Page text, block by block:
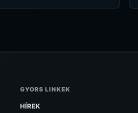
GYORS LINKEK
HÍREK